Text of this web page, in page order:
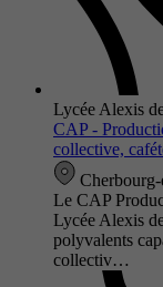
Lycée Alexis
CAP -
collective,
Le CAP
Lycée Alexis
polyvalents
collectiv…